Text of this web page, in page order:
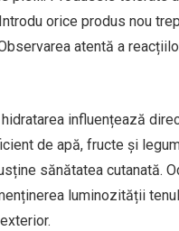
orice produs nou
atentă a
influențează
de apă, fructe și
sănătatea cutanată.
luminozității